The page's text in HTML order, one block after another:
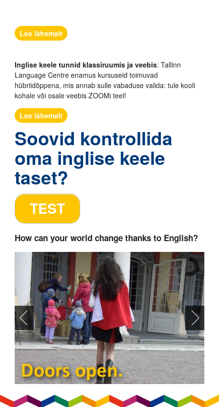
Loe lähemalt
Inglise keele tunnid klassiruumis ja veebis: Tallinn
Language Centre enamus kursuseid toimuvad
hübriidõppena, mis annab sulle vabaduse valida: tule kooli
kohale või osale veebis ZOOMi teel!
Loe lähemalt
Soovid kontrollida
oma inglise keele
taset?
How can your world change thanks to English?